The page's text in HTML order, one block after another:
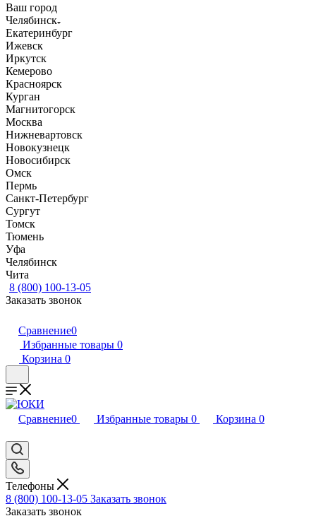
Ваш город
Челябинск
Екатеринбург
Ижевск
Иркутск
Кемерово
Красноярск
Курган
Магнитогорск
Москва
Нижневартовск
Новокузнецк
Новосибирск
Омск
Пермь
Санкт-Петербург
Сургут
Томск
Тюмень
Уфа
Челябинск
Чита
8 (800) 100-13-05
Заказать звонок
Сравнение0
Избранные товары 0
Корзина 0
Сравнение0 Избранные товары 0 Корзина 0
Телефоны
8 (800) 100-13-05 Заказать звонок
Заказать звонок